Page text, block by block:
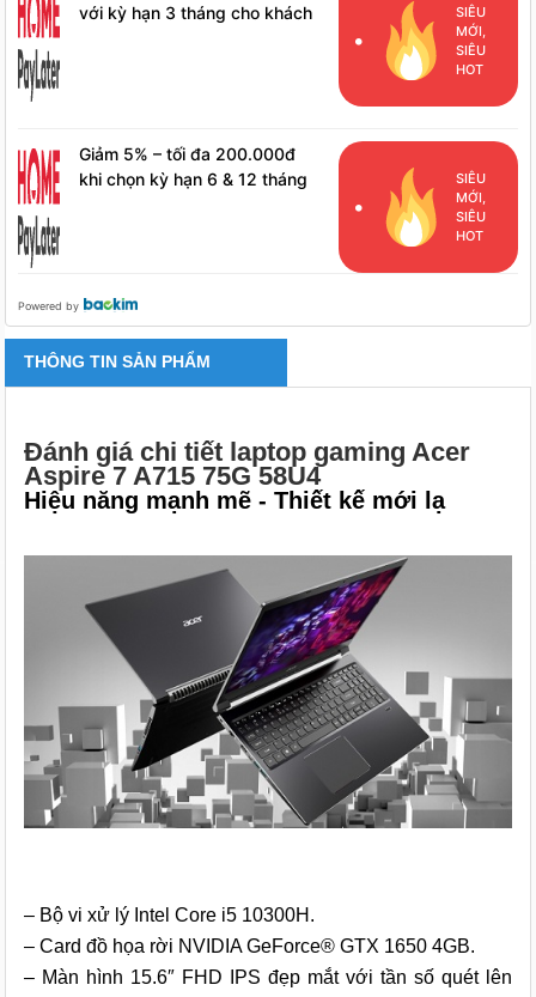
với kỳ hạn 3 tháng cho khách
SIÊU
MỚI,
SIÊU
HOT
Giảm 5% – tối đa 200.000đ
khi chọn kỳ hạn 6 & 12 tháng
SIÊU
MỚI,
SIÊU
HOT
Powered by
THÔNG TIN SẢN PHẨM
Đánh giá chi tiết laptop gaming Acer
Aspire 7 A715 75G 58U4
Hiệu năng mạnh mẽ - Thiết kế mới lạ
– Bộ vi xử lý Intel Core i5 10300H.
– Card đồ họa rời NVIDIA GeForce® GTX 1650 4GB.
– Màn hình 15.6″ FHD IPS đẹp mắt với tần số quét lên